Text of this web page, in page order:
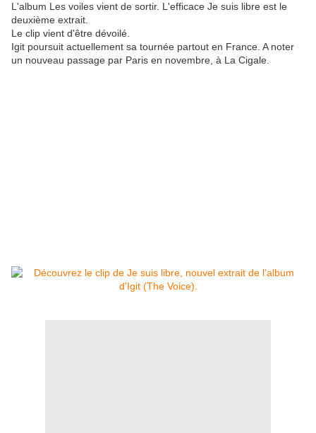
L'album Les voiles vient de sortir. L'efficace Je suis libre est le
deuxième extrait.
Le clip vient d'être dévoilé.
Igit poursuit actuellement sa tournée partout en France. A noter
un nouveau passage par Paris en novembre, à La Cigale.